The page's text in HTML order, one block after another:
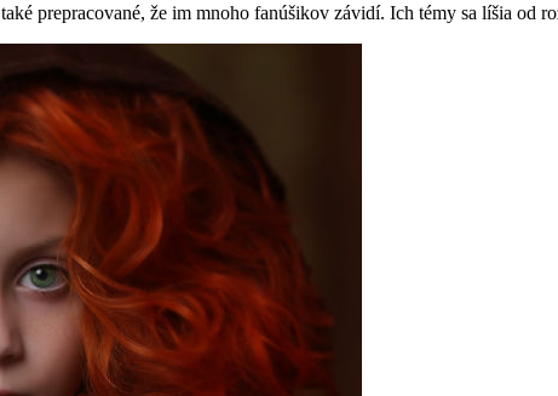
také prepracované, že im mnoho fanúšikov závidí. Ich témy sa líšia od